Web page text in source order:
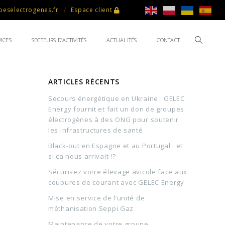
Espace client
SECTEURS D’ACTIVITÉS ACTUALITÉS CONTACT
ARTICLES RÉCENTS
Secours énergétique en Ukraine : GELEC
Energy fournit et fait un don de groupes
électrogènes à des ONG pour soutenir
les infrastructures de santé
Black-out en Espagne et au Portugal : et
si ça nous arrivait !?
Sécurisez votre élevage avicole face aux
coupures de courant avec GELEC Energy
Mise en service de l’unité de
méthanisation Seppi Gaz